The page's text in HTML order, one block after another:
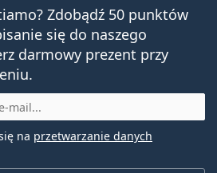
Zdobądź 50 punktów
się do naszego
darmowy prezent przy
na przetwarzanie danych